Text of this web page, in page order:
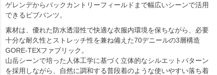
ゲレンデからバックカントリーフィールドまで幅広いシーンで活用
できるビブパンツ。
素材は、優れた防水透湿性で快適な衣服内環境を保ちながら、必要
十分な耐久性とストレッチ性を兼ね備えた70デニールの3層構造
GORE-TEXファブリック。
山岳シーンで培った人体工学に基づく立体的なシルエットパターン
を採用しながら、自然に調和する普段着のような使いやすい落ち着